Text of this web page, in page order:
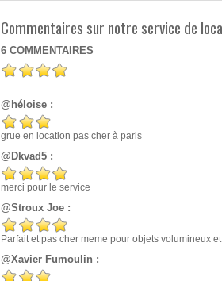
Commentaires sur notre service de
6 COMMENTAIRES
@héloise :
grue en location pas cher à paris
@Dkvad5 :
merci pour le service
@Stroux Joe :
Parfait et pas cher meme pour objets volumineux
@Xavier Fumoulin :